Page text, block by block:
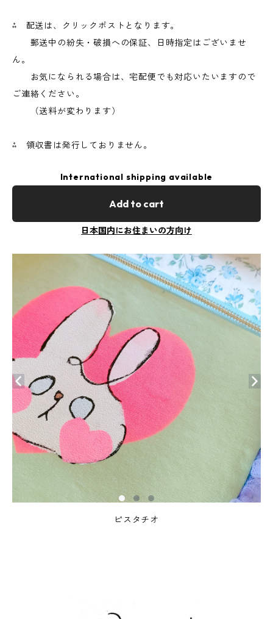
⁂ 配送は、クリックポストとなります。
郵送中の紛失・破損への保証、日時指定はございませ
ん。
お気になられる場合は、宅配便でも対応いたいますので
ご連絡ください。
（送料が変わります）
⁂ 領収書は発行しておりません。
International shipping available
Add to cart
日本国内にお住まいの方向け
ピスタチオ